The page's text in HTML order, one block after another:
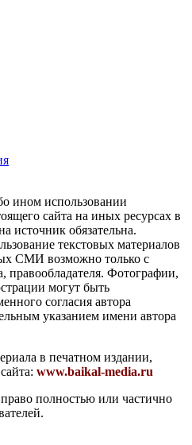
ином использовании
сайта на иных ресурсах в
источник обязательна.
текстовых материалов
СМИ возможно только с
правообладателя. Фотографии,
могут быть
согласия автора
указанием имени автора
в печатном издании,
www.baikal-media.ru
полностью или частично